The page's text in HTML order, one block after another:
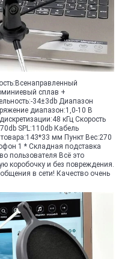
сплав +
34±3db Диапазон
диапазон:1,0-10 В
кГц Скорость
SPL:110db Кабель
мм Пункт Вес:270
1 * Складная подставка
пользователя Всё это
коробочку и без повреждения.
в сети! Качество очень